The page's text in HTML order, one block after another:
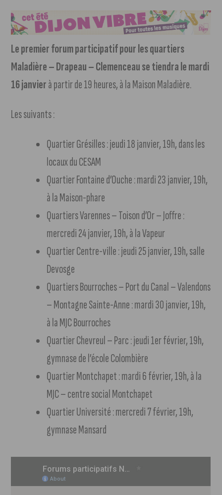
Le premier forum participatif pour les quartiers
Maladière – Drapeau – Clemenceau se tiendra le mardi
16 janvierà partir de 19 heures, à la Maison Maladière.
Les suivants :
Quartier Grésilles : jeudi 18 janvier, 19h, dans les
locaux du CESAM
Quartier Fontaine d’Ouche : mardi 23 janvier, 19h,
à la Maison-phare
Quartiers Varennes – Toison d’Or – Joffre :
mercredi 24 janvier, 19h, à la Vapeur
Quartier Centre-ville : jeudi 25 janvier, 19h, salle
Devosge
Quartiers Bourroches – Port du Canal – Valendons
– Montagne Sainte-Anne : mardi 30 janvier, 19h,
à la MJC Bourroches
Quartier Chevreul – Parc : jeudi 1er février, 19h,
gymnase de l’école Colombière
Quartier Montchapet : mardi 6 février, 19h, à la
MJC – centre social Montchapet
Quartier Université : mercredi 7 février, 19h,
gymnase Mansard